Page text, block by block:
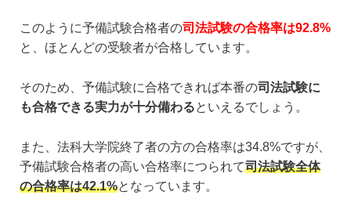
このように予備試験合格者の司法試験の合格率は92.8%
と、ほとんどの受験者が合格しています。
そのため、予備試験に合格できれば本番の司法試験に
も合格できる実力が十分備わるといえるでしょう。
また、法科大学院終了者の方の合格率は34.8%ですが、
予備試験合格者の高い合格率につられて司法試験全体
の合格率は42.1%となっています。